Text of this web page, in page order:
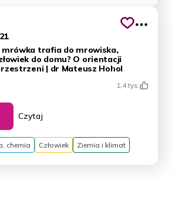
mrówka trafia do mrowiska,
do domu? O orientacji
| dr Mateusz Hohol
1,4 tys.
Czytaj
chemia Człowiek Ziemia i klimat